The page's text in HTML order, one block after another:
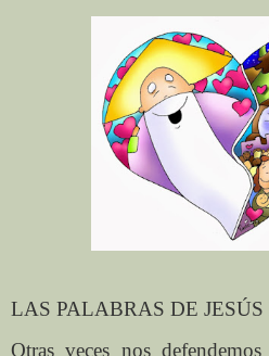
LAS PALABRAS DE
Otras veces nos